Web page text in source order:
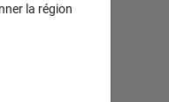
la région